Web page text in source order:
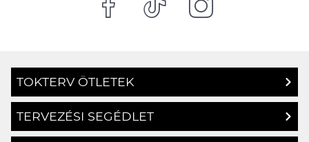
TOKTERV ÖTLETEK
TERVEZÉSI SEGÉDLET